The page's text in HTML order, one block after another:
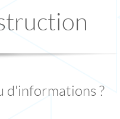
d'informations ?